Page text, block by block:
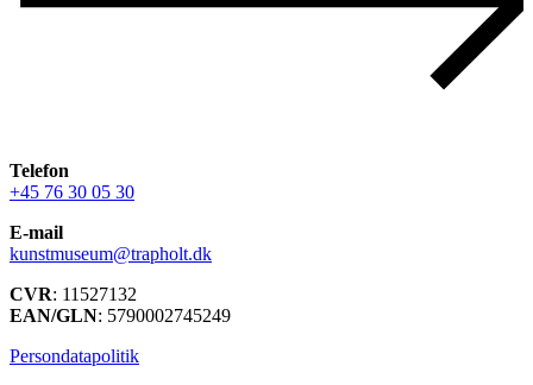
Telefon
+45 76 30 05 30
E-mail
kunstmuseum@trapholt.dk
CVR: 11527132
EAN/GLN: 5790002745249
Persondatapolitik